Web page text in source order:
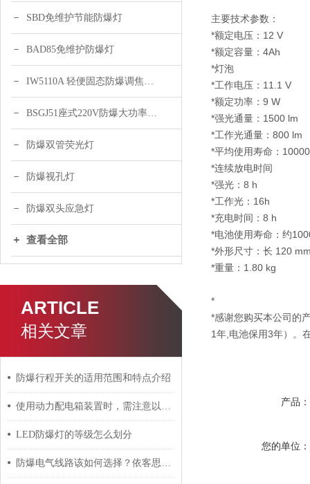
SBD免维护节能防爆灯
BAD85免维护防爆灯
IW5110A 轻便固态防爆调焦头灯
BSGJ51座式220V防爆大功率声光报警器 绿色 黄色
防爆双管荧光灯
防爆视孔灯
防爆双头应急灯
查看全部
ARTICLE
相关文章
防爆行程开关的适用范围和特点介绍
使用动力配电箱装置时，需注意以下几点
LED防爆灯的等级怎么划分
防爆电气线路该如何选择？依客思小编为您呈现！
主要技术参数：
*额定电压：12 V
*额定容量：4Ah
*灯泡
*工作电压：11.1 V
*额定功率：9 W
*强光通量：1500 lm
*工作光通量：800 lm
*平均使用寿命：
*连续放电时间
*强光：8 h
*工作光：16h
*充电时间：8 h
*电池使用寿命：约
*外形尺寸：长 120
*重量：1.80 kg
*
*感谢您购买本公司的
1年,电池保用3年）。
产品：
您的单位：